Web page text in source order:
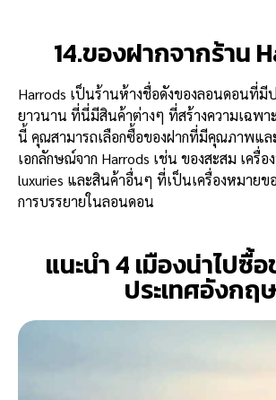
14.ของฝากจากร้าน
Harrods เป็นร้านห้างชื่อดังของลอนดอนที่มี
ยาวนาน ที่นี่มีสินค้าต่างๆ ที่สร้างความเฉพา
นี้ คุณสามารถเลือกซื้อของฝากที่มีคุณภาพแล
เอกลักษณ์จาก Harrods เช่น ของสะสม เครื่
luxuries และสินค้าอื่นๆ ที่เป็นเครื่องหมายข
การบรรยายในลอนดอน
แนะนำ 4 เมืองน่าไปซื้
ประเทศอังกฤษ